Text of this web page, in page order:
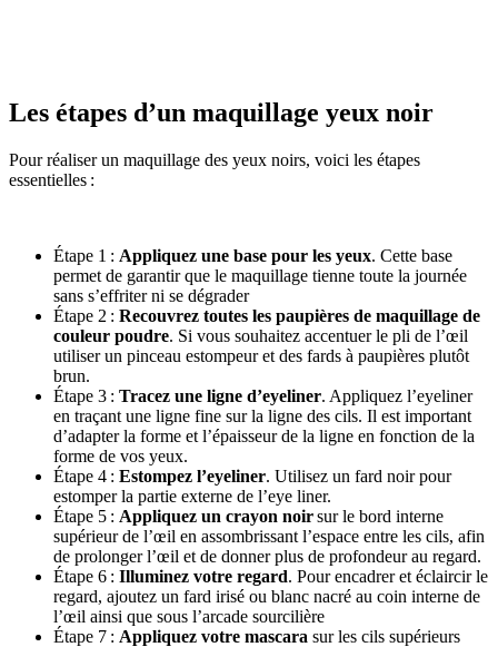
Les étapes d’un maquillage yeux noir
Pour réaliser un maquillage des yeux noirs, voici les étapes
essentielles :
Étape 1 : Appliquez une base pour les yeux. Cette base
permet de garantir que le maquillage tienne toute la journée
sans s’effriter ni se dégrader
Étape 2 : Recouvrez toutes les paupières de maquillage de
couleur poudre. Si vous souhaitez accentuer le pli de l’œil
utiliser un pinceau estompeur et des fards à paupières plutôt
brun.
Étape 3 : Tracez une ligne d’eyeliner. Appliquez l’eyeliner
en traçant une ligne fine sur la ligne des cils. Il est important
d’adapter la forme et l’épaisseur de la ligne en fonction de la
forme de vos yeux.
Étape 4 : Estompez l’eyeliner. Utilisez un fard noir pour
estomper la partie externe de l’eye liner.
Étape 5 : Appliquez un crayon noirsur le bord interne
supérieur de l’œil en assombrissant l’espace entre les cils, afin
de prolonger l’œil et de donner plus de profondeur au regard.
Étape 6 : Illuminez votre regard. Pour encadrer et éclaircir le
regard, ajoutez un fard irisé ou blanc nacré au coin interne de
l’œil ainsi que sous l’arcade sourcilière
Étape 7 : Appliquez votre mascara sur les cils supérieurs